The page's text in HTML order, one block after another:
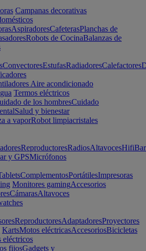
Campanas decorativas
AspiradoresCafeterasPlanchas de
Robots de CocinaBalanzas de
ConvectoresEstufasRadiadoresCalefactores
Aire acondicionado
Termos eléctricos
de los hombresCuidado
Salud y bienestar
a vaporRobot limpiacristales
ReproductoresRadiosAltavocesHifi
y GPSMicrófonos
ComplementosPortátilesImpresoras
Monitores gamingAccesorios
CámarasAltavoces
ReproductoresAdaptadoresProyectores
KartsMotos eléctricasAccesoriosBicicletas
eléctricos
fijosGadgets y